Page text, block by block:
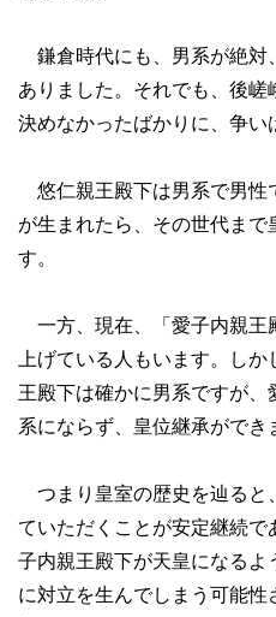
鎌倉時代にも、男系が絶対
ありました。それでも、後
決めなかったばかりに、争い
悠仁親王殿下は男系で男性
が生まれたら、その世代まで
す。
一方、現在、「愛子内親王
上げている人もいます。し
王殿下は確かに男系ですが
系にならず、皇位継承ができ
つまり皇室の歴史を辿ると
ていただくことが安定継続
子内親王殿下が天皇になる
に対立を生んでしまう可能